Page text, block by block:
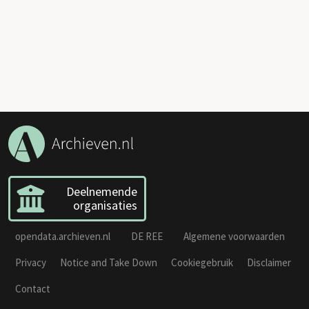
Deelnemende
organisaties
opendata.archieven.nl DE REE
Algemene voorwaarden
Privacy
Notice and Take Down Cookiegebruik
Disclaimer
Contact